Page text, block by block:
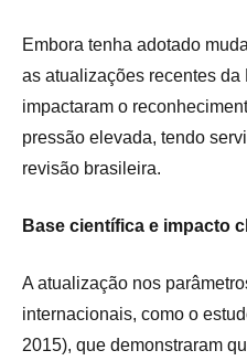
Embora tenha adotado
as atualizações recentes
impactaram o
pressão elevada, tendo
revisão brasileira.
Base científica e impacto
A atualização nos
internacionais, como o
2015), que demonstraram